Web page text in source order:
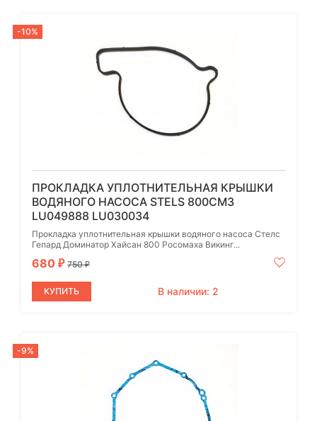
-10%
ПРОКЛАДКА УПЛОТНИТЕЛЬНАЯ КРЫШКИ
ВОДЯНОГО НАСОСА STELS 800СМ3
LU049888 LU030034
Прокладка уплотнительная крышки водяного насоса Стелс
Гепард Доминатор Хайсан 800 Росомаха Викинг...
680 ₽ 750₽
КУПИТЬ В наличии: 2
-9%